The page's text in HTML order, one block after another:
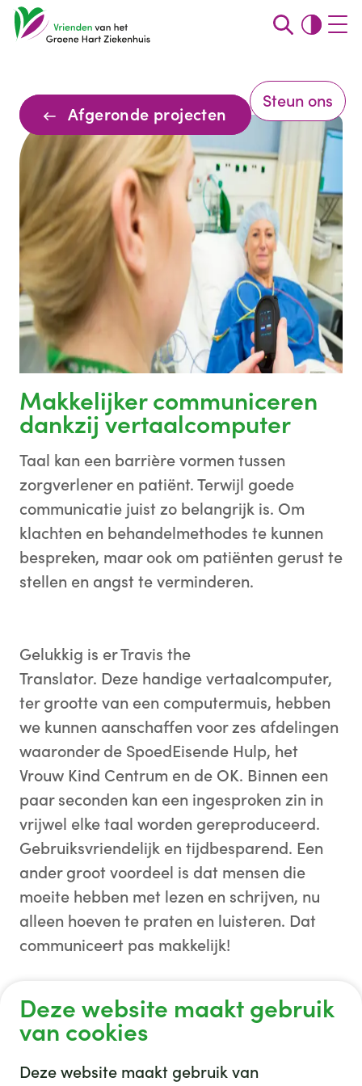
Steun ons
Afgeronde projecten
Makkelijker communiceren
dankzij vertaalcomputer
Taal kan een barrière vormen tussen
zorgverlener en patiënt. Terwijl goede
communicatie juist zo belangrijk is. Om
klachten en behandelmethodes te kunnen
bespreken, maar ook om patiënten gerust te
stellen en angst te verminderen.
Gelukkig is er Travis the
Translator. Deze handige vertaalcomputer,
ter grootte van een computermuis, hebben
we kunnen aanschaffen voor zes afdelingen
waaronder de SpoedEisende Hulp, het
Vrouw Kind Centrum en de OK. Binnen een
paar seconden kan een ingesproken zin in
vrijwel elke taal worden gereproduceerd.
Gebruiksvriendelijk en tijdbesparend. Een
ander groot voordeel is dat mensen die
moeite hebben met lezen en schrijven, nu
alleen hoeven te praten en luisteren. Dat
communiceert pas makkelijk!
mogelijk gemaakt door de medewerkers
van Andritz Group B.V.
Deze website maakt gebruik
van cookies
Deze website maakt gebruik van